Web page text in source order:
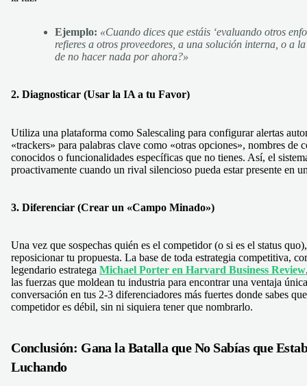
Ejemplo: «Cuando dices que estáis ‘evaluando otros
refieres a otros proveedores, a una solución interna, o a
de no hacer nada por ahora?»
2. Diagnosticar (Usar la IA a tu Favor)
Utiliza una plataforma como Salescaling para configurar alertas
«trackers» para palabras clave como «otras opciones», nombres de
conocidos o funcionalidades específicas que no tienes. Así, el
proactivamente cuando un rival silencioso pueda estar presente en
3. Diferenciar (Crear un «Campo Minado»)
Una vez que sospechas quién es el competidor (o si es el status
reposicionar tu propuesta. La base de toda estrategia competitiva,
legendario estratega Michael Porter en Harvard Business Review
las fuerzas que moldean tu industria para encontrar una ventaja
conversación en tus 2-3 diferenciadores más fuertes donde sabes
competidor es débil, sin ni siquiera tener que nombrarlo.
Conclusión: Gana la Batalla que No Sabías que
Luchando